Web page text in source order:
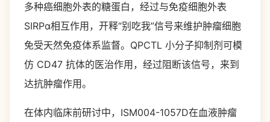
多种癌细胞外表的糖蛋白，经过与免疫细胞外表
SIRPα相互作用，开释“别吃我”信号来维护肿瘤细胞
免受天然免疫体系监督。QPCTL 小分子抑制剂可模
仿 CD47 抗体的医治作用，经过阻断该信号，来到
达抗肿瘤作用。
在体内临床前研讨中，ISM004-1057D在血液肿瘤